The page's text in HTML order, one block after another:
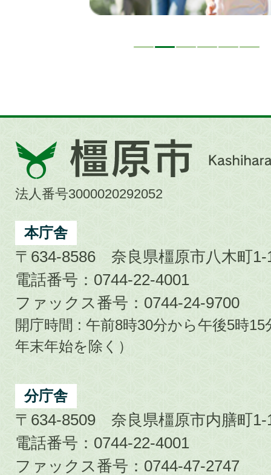
橿
原
市
City
法人番号3000020292052
本庁舎
〒634-8586 奈良県橿原市八木町1-
電話番号：0744-22-4001
ファックス番号：0744-24-9700
開庁時間 : 午前8時30分から午後5時
年末年始を除く）
分庁舎
〒634-8509 奈良県橿原市内膳町1-
電話番号：0744-22-4001
ファックス番号：0744-47-2747